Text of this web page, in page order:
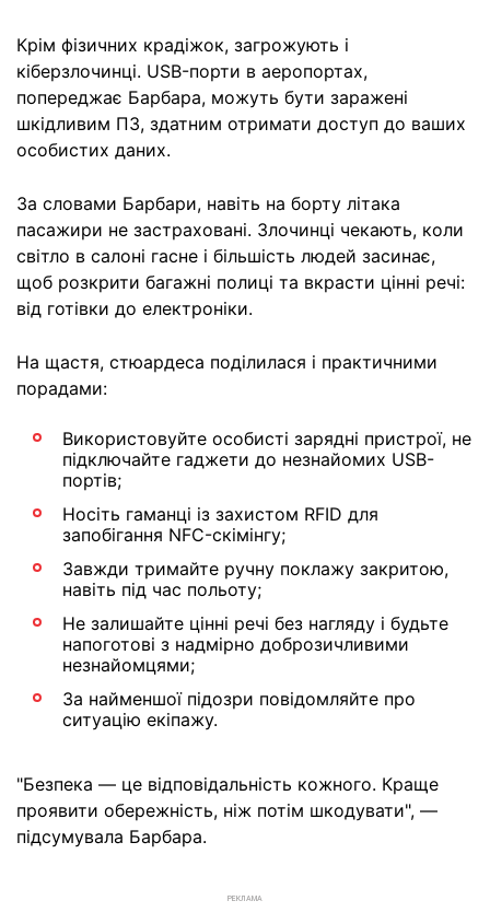
Крім фізичних крадіжок, загрожують і
кіберзлочинці. USB-порти в аеропортах,
попереджає Барбара, можуть бути заражені
шкідливим ПЗ, здатним отримати доступ до ваших
особистих даних.
За словами Барбари, навіть на борту літака
пасажири не застраховані. Злочинці чекають, коли
світло в салоні гасне і більшість людей засинає,
щоб розкрити багажні полиці та вкрасти цінні речі:
від готівки до електроніки.
На щастя, стюардеса поділилася і практичними
порадами:
Використовуйте особисті зарядні пристрої, не
підключайте гаджети до незнайомих USB-
портів;
Носіть гаманці із захистом RFID для
запобігання NFC-скімінгу;
Завжди тримайте ручну поклажу закритою,
навіть під час польоту;
Не залишайте цінні речі без нагляду і будьте
напоготові з надмірно доброзичливими
незнайомцями;
За найменшої підозри повідомляйте про
ситуацію екіпажу.
"Безпека — це відповідальність кожного. Краще
проявити обережність, ніж потім шкодувати", —
підсумувала Барбара.
РЕКЛАМА